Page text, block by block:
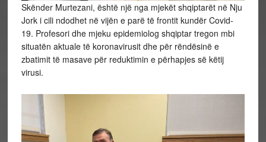
Skënder Murtezani, është një nga mjekët shqiptarët në Nju
Jork i cili ndodhet në vijën e parë të frontit kundër Covid-
19. Profesori dhe mjeku epidemiolog shqiptar tregon mbi
situatën aktuale të koronavirusit dhe për rëndësinë e
zbatimit të masave për reduktimin e përhapjes së këtij
virusi.